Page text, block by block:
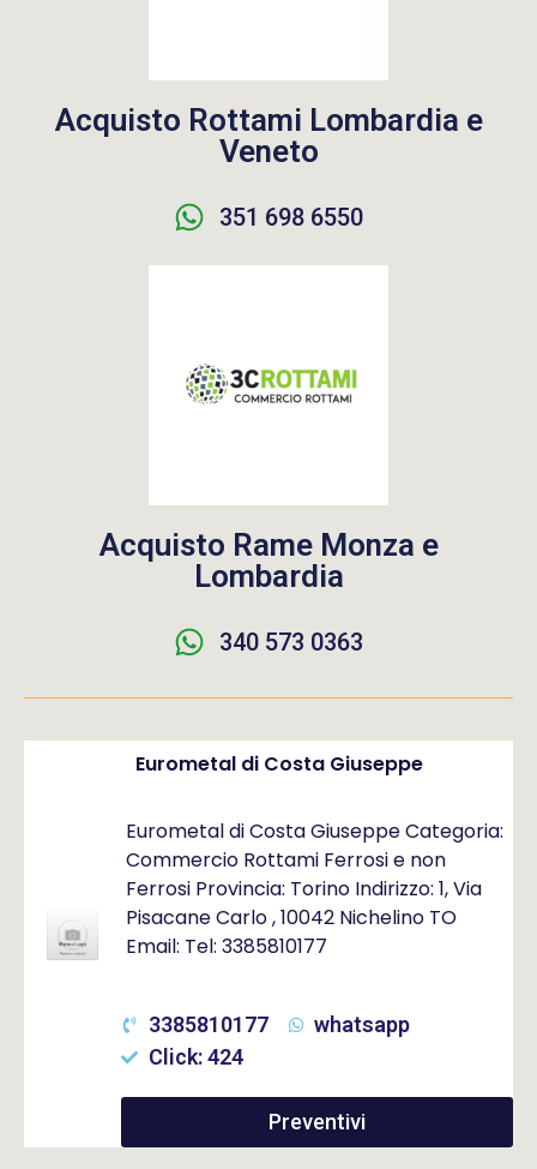
Acquisto Rottami Lombardia e
Veneto
351 698 6550
Acquisto Rame Monza e
Lombardia
340 573 0363
Eurometal di Costa Giuseppe
Eurometal di Costa Giuseppe Categoria:
Commercio Rottami Ferrosi e non
Ferrosi Provincia: Torino Indirizzo: 1, Via
Pisacane Carlo , 10042 Nichelino TO
Email: Tel: 3385810177
3385810177
whatsapp
Click: 424
Preventivi